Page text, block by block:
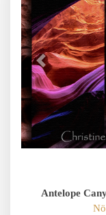
Antelope